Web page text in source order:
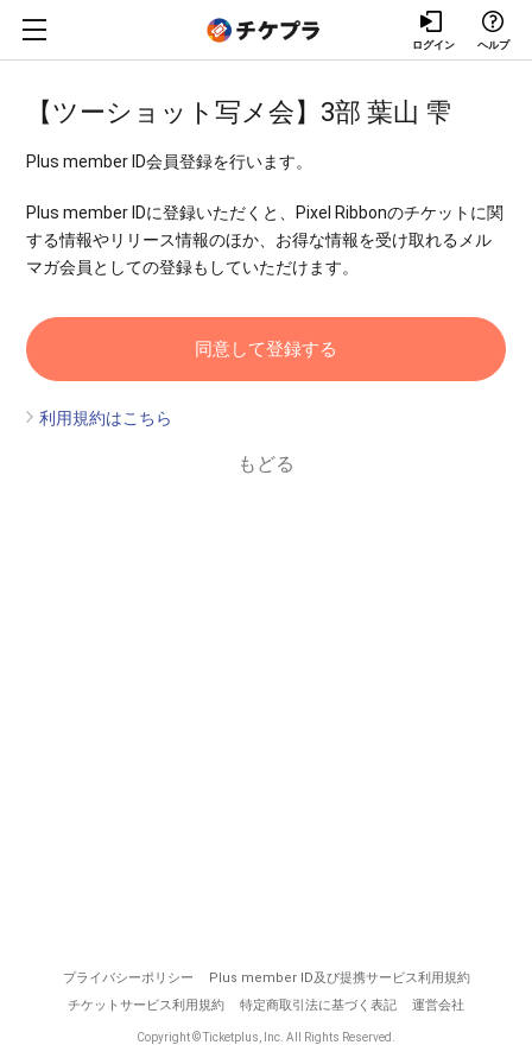
ログイン ヘルプ
【ツーショット写メ会】3部 葉山 雫
Plus member ID会員登録を行います。
Plus member IDに登録いただくと、Pixel Ribbonのチケットに関
する情報やリリース情報のほか、お得な情報を受け取れるメル
マガ会員としての登録もしていただけます。
利用規約はこちら
もどる
プライバシーポリシー
Plus member ID及び提携サービス利用規約
チケットサービス利用規約
特定商取引法に基づく表記 運営会社
Copyright © Ticketplus, Inc. All Rights Reserved.